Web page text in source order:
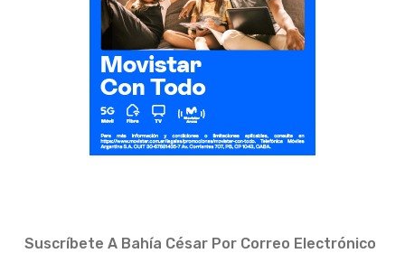
Suscríbete A Bahía César Por Correo Electrónico